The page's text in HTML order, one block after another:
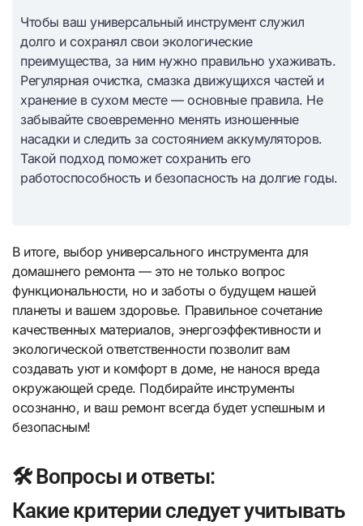
Чтобы ваш универсальный инструмент служил
долго и сохранял свои экологические
преимущества, за ним нужно правильно ухаживать.
Регулярная очистка, смазка движущихся частей и
хранение в сухом месте — основные правила. Не
забывайте своевременно менять изношенные
насадки и следить за состоянием аккумуляторов.
Такой подход поможет сохранить его
работоспособность и безопасность на долгие годы.
В итоге, выбор универсального инструмента для
домашнего ремонта — это не только вопрос
функциональности, но и заботы о будущем нашей
планеты и вашем здоровье. Правильное сочетание
качественных материалов, энергоэффективности и
экологической ответственности позволит вам
создавать уют и комфорт в доме, не нанося вреда
окружающей среде. Подбирайте инструменты
осознанно, и ваш ремонт всегда будет успешным и
безопасным!
🛠️ Вопросы и ответы:
Какие критерии следует учитывать